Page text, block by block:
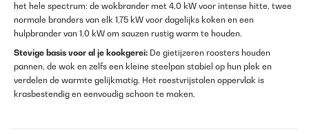
het hele spectrum: de wokbrander met 4,0 kW voor intense hitte, twee
normale branders van elk 1,75 kW voor dagelijks koken en een
hulpbrander van 1,0 kW om sauzen rustig warm te houden.
Stevige basis voor al je kookgerei: De gietijzeren roosters houden
pannen, de wok en zelfs een kleine steelpan stabiel op hun plek en
verdelen de warmte gelijkmatig. Het roestvrijstalen oppervlak is
krasbestendig en eenvoudig schoon te maken.